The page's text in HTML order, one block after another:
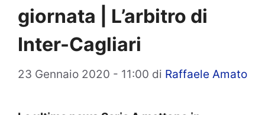
giornata | L’arbitro di
Inter-Cagliari
23 Gennaio 2020 - 11:00 di Raffaele Amato